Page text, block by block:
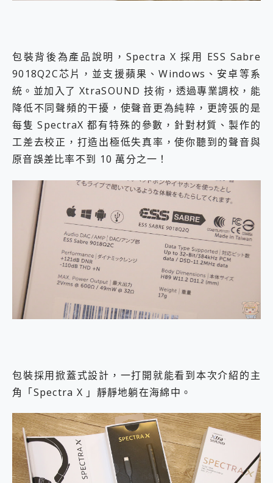
包裝背後為產品說明，Spectra X 採用 ESS Sabre
9018Q2C芯片，並支援蘋果、Windows、安卓等系
統。並加入了 XtraSOUND 技術，透過專業調校，能
降低不同聲頻的干擾，使聲音更為純粹，更誇張的是
每隻 SpectraX 都有特殊的參數，針對材質、製作的
工差去校正，打造出極低失真率，使你聽到的聲音與
原音誤差比率不到 10 萬分之一！
包裝採用掀蓋式設計，一打開就能看到本次介紹的主
角「Spectra X 」靜靜地躺在海綿中。